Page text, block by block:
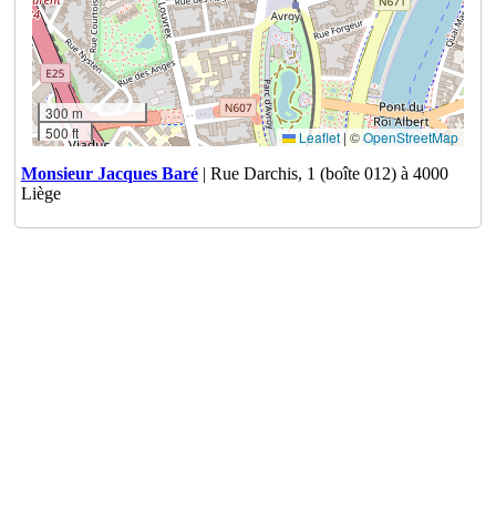
300 m
500 ft
Leaflet | ©OpenStreetMap
Monsieur Jacques Baré| Rue Darchis, 1 (boîte 012) à 4000
Liège